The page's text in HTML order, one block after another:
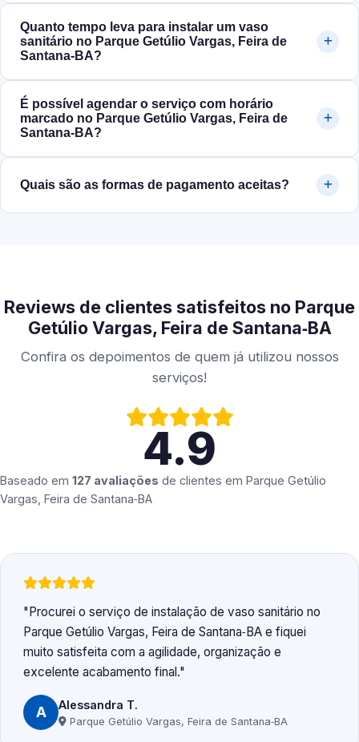
Quanto tempo leva para instalar um vaso
sanitário no Parque Getúlio Vargas, Feira de
Santana‑BA?
É possível agendar o serviço com horário
marcado no Parque Getúlio Vargas, Feira de
Santana‑BA?
Quais são as formas de pagamento aceitas?
Reviews de clientes satisfeitos no Parque
Getúlio Vargas, Feira de Santana‑BA
Confira os depoimentos de quem já utilizou nossos
serviços!
4.9
Baseado em 127 avaliações de clientes em Parque Getúlio
Vargas, Feira de Santana‑BA
Procurei o serviço de instalação de vaso sanitário no
Parque Getúlio Vargas, Feira de Santana‑BA e fiquei
muito satisfeita com a agilidade, organização e
excelente acabamento final.
A Alessandra T.
Parque Getúlio Vargas, Feira de Santana‑BA